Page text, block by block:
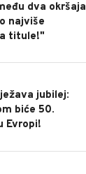
dva okršaja
najviše
titule!"
jubilej:
biće 50.
Evropi!